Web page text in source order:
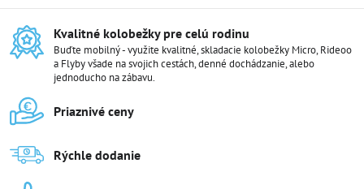
Kvalitné kolobežky pre celú rodinu
Buďte mobilný - využite kvalitné, skladacie kolobežky Micro, Rideoo
a Flyby všade na svojich cestách, denné dochádzanie, alebo
jednoducho na zábavu.
Priaznivé ceny
Rýchle dodanie